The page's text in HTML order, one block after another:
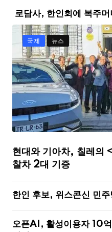
로담사, 한인회에 복주
국제 뉴스
현대와 기아차, 칠레의
찰차 2대 기증
한인 후보, 위스콘신 민주
오픈AI, 활성이용자 10